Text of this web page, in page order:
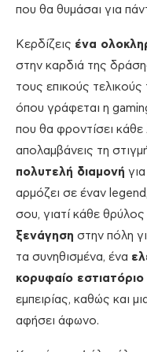
που θα θυμάσαι για
Κερδίζεις ένα
στην καρδιά της
τους επικούς τελικούς
όπου γράφεται η
που θα φροντίσει
απολαμβάνεις τη
πολυτελή διαμονή
αρμόζει σε έναν legend,
σου, γιατί κάθε
ξενάγηση στην πόλη
τα συνηθισμένα, ένα
κορυφαίο εστιατόριο
εμπειρίας, καθώς και
αφήσει άφωνο.